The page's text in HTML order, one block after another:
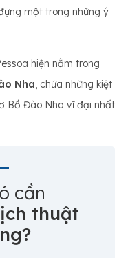
một trong những ý
hiện nằm trong
Nha, chứa những kiệt
Bồ Đào Nha vĩ đại nhất
cần
thuật